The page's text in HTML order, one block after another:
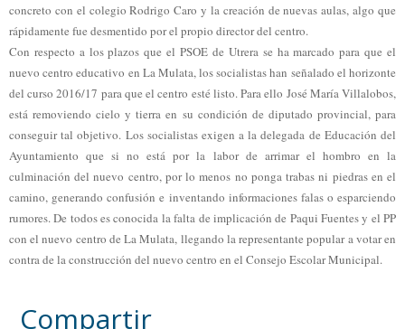
concreto con el colegio Rodrigo Caro y la creación de nuevas aulas, algo que
rápidamente fue desmentido por el propio director del centro.
Con respecto a los plazos que el PSOE de Utrera se ha marcado para que el
nuevo centro educativo en La Mulata, los socialistas han señalado el horizonte
del curso 2016/17 para que el centro esté listo. Para ello José María Villalobos,
está removiendo cielo y tierra en su condición de diputado provincial, para
conseguir tal objetivo. Los socialistas exigen a la delegada de Educación del
Ayuntamiento que si no está por la labor de arrimar el hombro en la
culminación del nuevo centro, por lo menos no ponga trabas ni piedras en el
camino, generando confusión e inventando informaciones falas o esparciendo
rumores. De todos es conocida la falta de implicación de Paqui Fuentes y el PP
con el nuevo centro de La Mulata, llegando la representante popular a votar en
contra de la construcción del nuevo centro en el Consejo Escolar Municipal.
Compartir